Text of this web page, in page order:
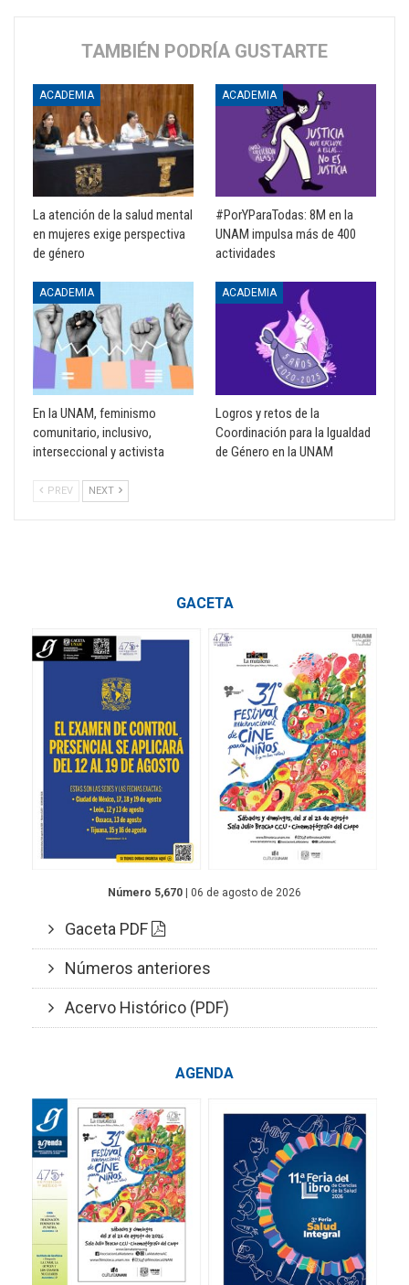
TAMBIÉN PODRÍA GUSTARTE
ACADEMIA
La atención de la salud mental
en mujeres exige perspectiva
de género
ACADEMIA
#PorYParaTodas: 8M en la
UNAM impulsa más de 400
actividades
ACADEMIA
En la UNAM, feminismo
comunitario, inclusivo,
interseccional y activista
ACADEMIA
Logros y retos de la
Coordinación para la Igualdad
de Género en la UNAM
PREV NEXT
GACETA
Número 5,670 | 06 de agosto de 2026
Gaceta PDF
Números anteriores
Acervo Histórico (PDF)
AGENDA